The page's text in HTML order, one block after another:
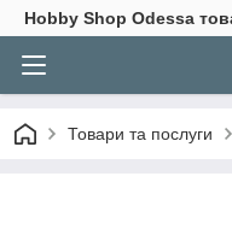
Hobbу Shop Odessa
Товари та послуги